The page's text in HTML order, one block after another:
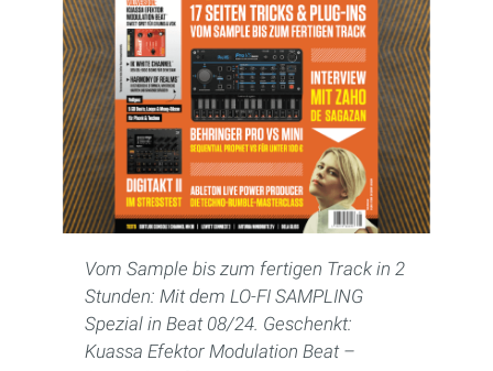
Vom Sample bis zum fertigen Track in 2
Stunden: Mit dem LO-FI SAMPLING
Spezial in Beat 08/24. Geschenkt:
Kuassa Efektor Modulation Beat –